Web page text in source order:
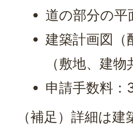
道の部分の平
建築計画図（
（敷地、建物
申請手数料
（補足）詳細は